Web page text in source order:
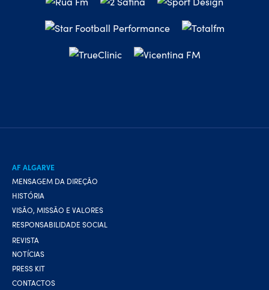
AF ALGARVE
MENSAGEM DA DIREÇÃO
HISTÓRIA
VISÃO, MISSÃO E VALORES
RESPONSABILIDADE SOCIAL
REVISTA
NOTÍCIAS
PRESS KIT
CONTACTOS